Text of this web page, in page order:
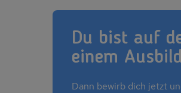
Du bist auf
einem
Dann bewirb dich jetzt